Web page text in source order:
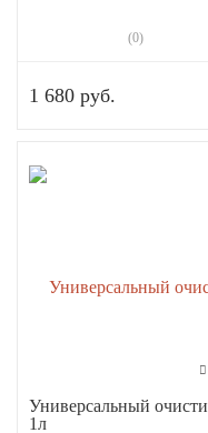
(0)
1 680 руб.
Универсальный
1л